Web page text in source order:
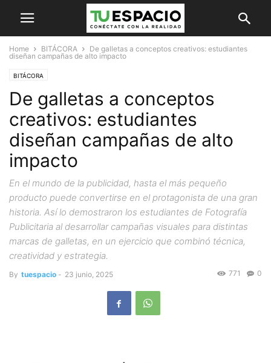
Home BITÁCORA
De galletas a conceptos creativos: estudiantes
diseñan campañas de alto impacto
BITÁCORA
De galletas a conceptos
creativos: estudiantes
diseñan campañas de alto
impacto
En el mundo de la publicidad, hasta el más pequeño
producto puede convertirse en el protagonista de una gran
historia. Así lo demostraron los estudiantes de Fotografía
Publicitaria al desarrollar campañas visuales para distintas
marcas de galletas, en un ejercicio que combinó técnica,
creatividad y estrategia.
By tuespacio - 23 junio, 2025 0
771